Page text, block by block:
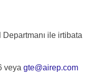
ile irtibata
veya gte@airep.com